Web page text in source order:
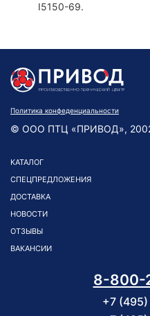
I5150-69.
Политика конфеденциальности
© ООО ПТЦ «ПРИВОД»,
КАТАЛОГ
СПЕЦПРЕДЛОЖЕНИЯ
ДОСТАВКА
НОВОСТИ
ОТЗЫВЫ
ВАКАНСИИ
8-800-
+7